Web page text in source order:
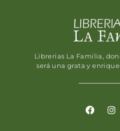
Librerias La Familia,
será una grata y